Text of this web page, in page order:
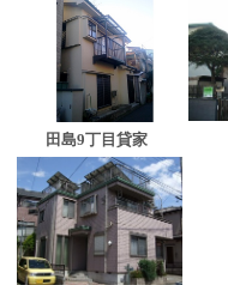
田島9丁目貸家